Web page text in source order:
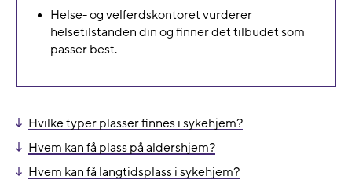
Helse- og velferdskontoret vurderer
helsetilstanden din og finner det tilbudet som
passer best.
Hvilke typer plasser finnes i sykehjem?
Hvem kan få plass på aldershjem?
Hvem kan få langtidsplass i sykehjem?